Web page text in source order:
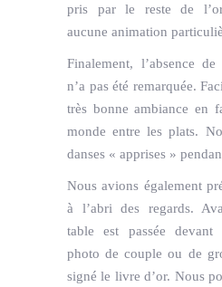
pris par le reste de
aucune animation
Finalement, l’absence
n’a pas été remarquée.
très bonne ambiance en
monde entre les plats.
danses « apprises »
Nous avions également
à l’abri des regards.
table est passée
photo de couple ou de
signé le livre d’or. Nous